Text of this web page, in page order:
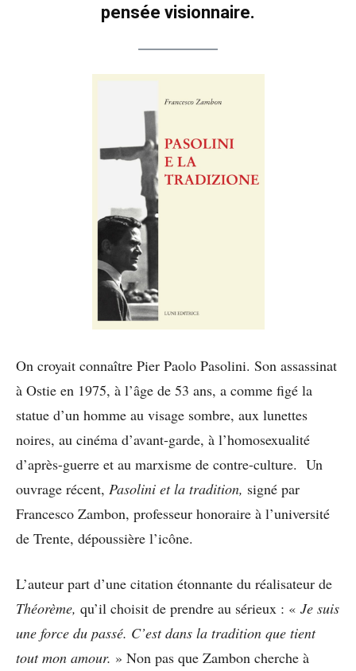
pensée visionnaire.
On croyait connaître Pier Paolo Pasolini. Son assassinat
à Ostie en 1975, à l’âge de 53 ans, a comme figé la
statue d’un homme au visage sombre, aux lunettes
noires, au cinéma d’avant-garde, à l’homosexualité
d’après-guerre et au marxisme de contre-culture. Un
ouvrage récent, Pasolini et la tradition, signé par
Francesco Zambon, professeur honoraire à l’université
de Trente, dépoussière l’icône.
L’auteur part d’une citation étonnante du réalisateur de
Théorème, qu’il choisit de prendre au sérieux : « Je suis
une force du passé. C’est dans la tradition que tient
tout mon amour. » Non pas que Zambon cherche à